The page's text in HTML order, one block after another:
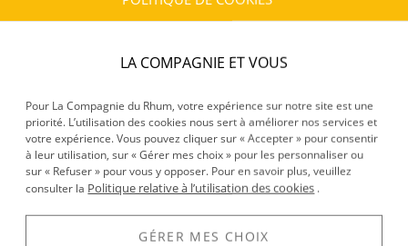
Rhum traditionnel
Distillation :Inconnu
Volume :70CL
Degré :35°
DÉCOUVERTE
LA COMPAGNIE ET VOUS
Pour La Compagnie du Rhum, votre expérience sur notre site est une
priorité. L’utilisation des cookies nous sert à améliorer nos services et
votre expérience. Vous pouvez cliquer sur « Accepter » pour consentir
à leur utilisation, sur « Gérer mes choix » pour les personnaliser ou
sur « Refuser » pour vous y opposer. Pour en savoir plus, veuillez
consulter la Politique relative à l’utilisation des cookies .
GÉRER MES CHOIX